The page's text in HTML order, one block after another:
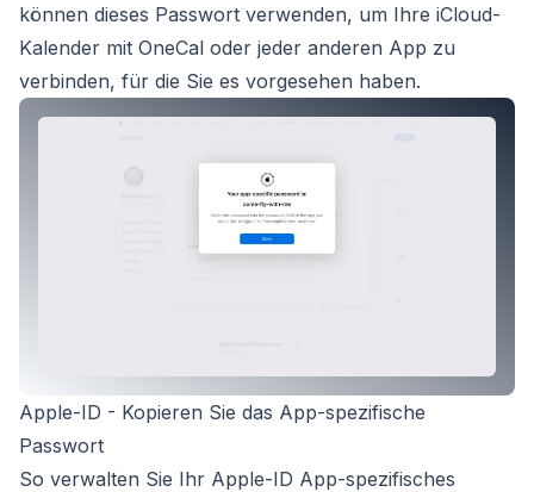
können dieses Passwort verwenden, um Ihre iCloud-
Kalender mit OneCal oder jeder anderen App zu
verbinden, für die Sie es vorgesehen haben.
Apple-ID - Kopieren Sie das App-spezifische
Passwort
So verwalten Sie Ihr Apple-ID App-spezifisches